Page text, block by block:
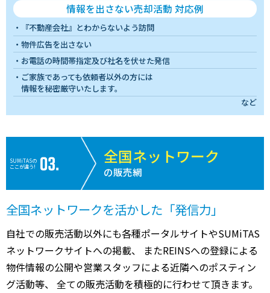
情報を出さない売却活動 対応例
『不動産会社』とわからないよう訪問
物件広告を出さない
お電話の時間帯指定及び社名を伏せた発信
ご家族であっても依頼者以外の方には
情報を秘密厳守いたします。
など
SUMiTASの
ここが違う!
全国ネットワーク
の販売網
全国ネットワークを活かした「発信力」
自社での販売活動以外にも各種ポータルサイトやSUMiTAS
ネットワークサイトへの掲載、 またREINSへの登録による
物件情報の公開や営業スタッフによる近隣へのポスティン
グ活動等、 全ての販売活動を積極的に行わせて頂きます。